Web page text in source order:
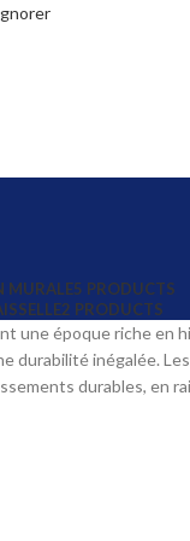
MURALE5 PRODUCTS
2 PRODUCTS
une époque riche en
durabilité inégalée.
durables, en